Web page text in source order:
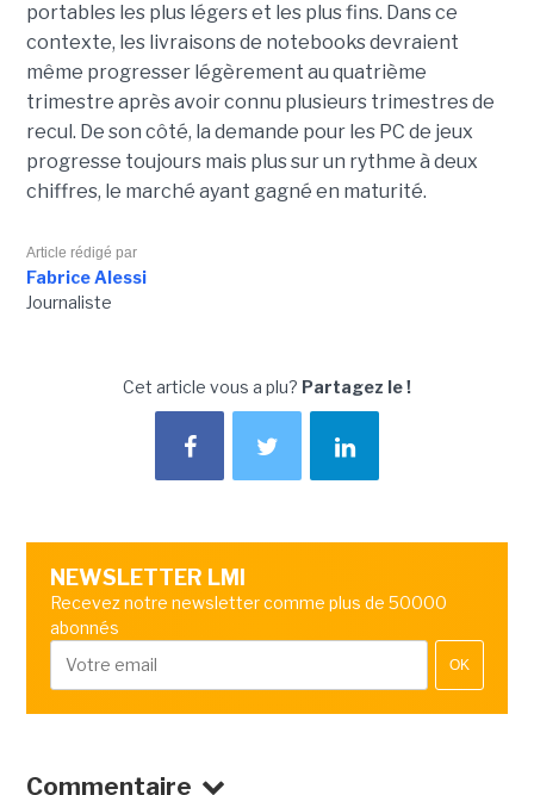
portables les plus légers et les plus fins. Dans ce
contexte, les livraisons de notebooks devraient
même progresser légèrement au quatrième
trimestre après avoir connu plusieurs trimestres de
recul. De son côté, la demande pour les PC de jeux
progresse toujours mais plus sur un rythme à deux
chiffres, le marché ayant gagné en maturité.
Article rédigé par
Fabrice Alessi
Journaliste
Cet article vous a plu? Partagez le !
NEWSLETTER LMI
Recevez notre newsletter comme plus de 50000
abonnés
OK
Commentaire